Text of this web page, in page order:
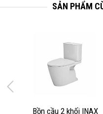
SẢN PHẨM
Bồn cầu 2 khối INAX